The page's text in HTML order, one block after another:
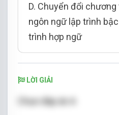
D. Chuyển đổi
ngôn ngữ lập trình
trình hợp ngữ
LỜI GIẢI
Chọn đáp án A